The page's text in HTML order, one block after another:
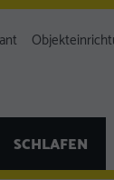
SCHLAFEN